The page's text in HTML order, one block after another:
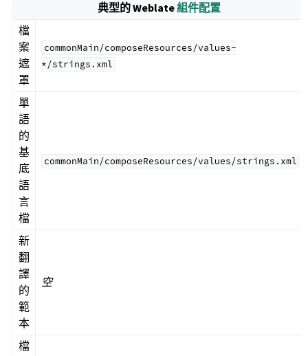
典型的 Weblate組件配置
檔
案
遮
罩
commonMain/composeResources/values-
*/strings.xml
單
語
的
基
底
語
言
檔
commonMain/composeResources/values/strings.xml
新
翻
譯
的
範
本
空
檔